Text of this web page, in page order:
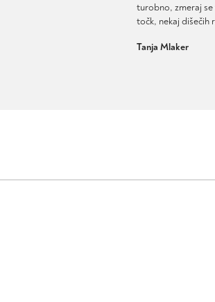
turobno, zmeraj
točk, nekaj dišečih
Tanja Mlaker